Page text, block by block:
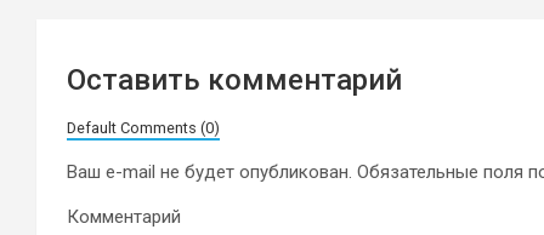
Оставить комментарий
Default Comments (0)
Ваш e-mail не будет опубликован. Обязательные поля
Комментарий